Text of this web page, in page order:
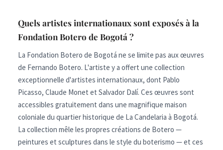
Quels artistes internationaux sont exposés à la
Fondation Botero de Bogotá ?
La Fondation Botero de Bogotá ne se limite pas aux œuvres
de Fernando Botero. L'artiste y a offert une collection
exceptionnelle d'artistes internationaux, dont Pablo
Picasso, Claude Monet et Salvador Dalí. Ces œuvres sont
accessibles gratuitement dans une magnifique maison
coloniale du quartier historique de La Candelaria à Bogotá.
La collection mêle les propres créations de Botero —
peintures et sculptures dans le style du boterismo — et ces